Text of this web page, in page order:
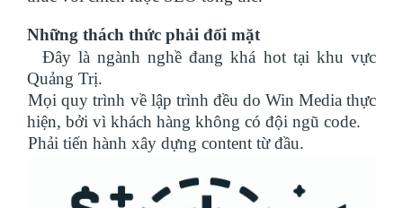
Những thách thức phải đối mặt
Đây là ngành nghề đang khá hot tại khu vực
Quảng Trị.
Mọi quy trình về lập trình đều do Win Media thực
hiện, bởi vì khách hàng không có đội ngũ code.
Phải tiến hành xây dựng content từ đầu.